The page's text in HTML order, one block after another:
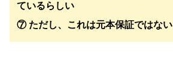
ているらしい
⑦ ただし、これは元本保証ではない